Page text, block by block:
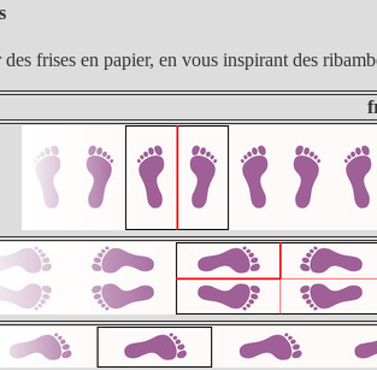
frises en papier, en vous inspirant des